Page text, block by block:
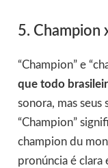
5. Champion
“Champion” e
que todo
sonora, mas
“Champion”
champion du
pronúncia é clara